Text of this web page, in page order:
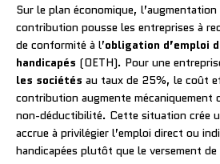
Sur le plan économique,
contribution pousse les entreprises à
de conformité à l’obligation d’emploi
handicapés (OETH). Pour une
les sociétés au taux de 25%, le coût
contribution augmente mécaniquement
non-déductibilité. Cette situation crée
accrue à privilégier l’emploi direct ou
handicapées plutôt que le versement